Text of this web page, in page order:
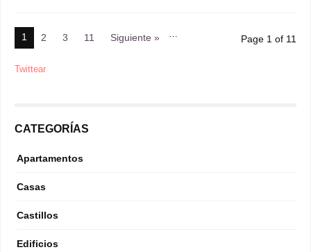
1 2 3 …
11 Siguiente » Page 1 of 11
Twittear
CATEGORÍAS
Apartamentos
Casas
Castillos
Edificios